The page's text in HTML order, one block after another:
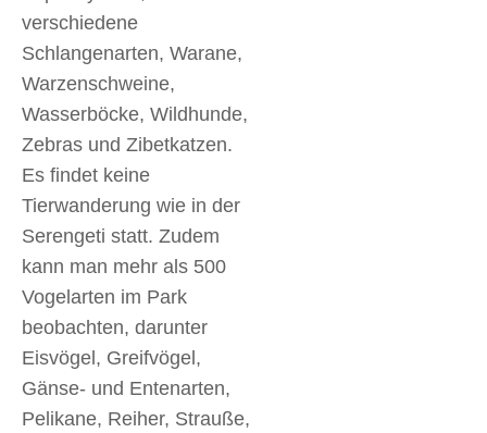
verschiedene
Schlangenarten, Warane,
Warzenschweine,
Wasserböcke, Wildhunde,
Zebras und Zibetkatzen.
Es findet keine
Tierwanderung wie in der
Serengeti statt. Zudem
kann man mehr als 500
Vogelarten im Park
beobachten, darunter
Eisvögel, Greifvögel,
Gänse- und Entenarten,
Pelikane, Reiher, Strauße,